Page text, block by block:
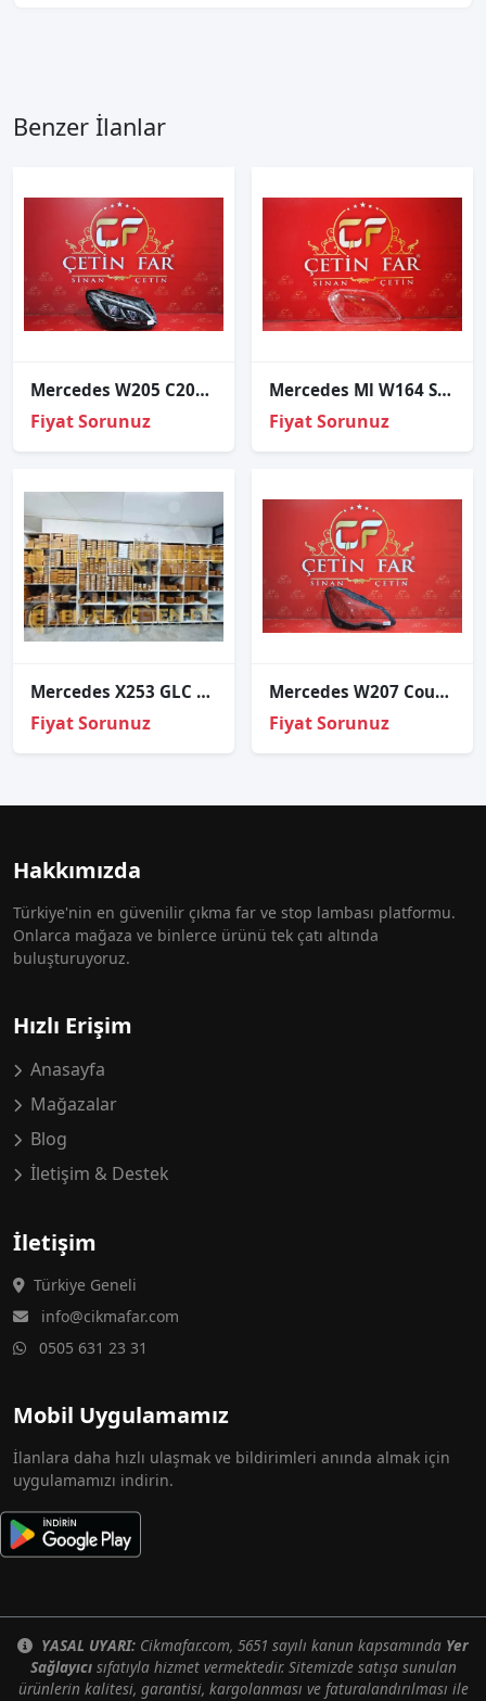
Benzer İlanlar
Mercedes W205 C200 çift Mercek Sağ Far
Fiyat Sorunuz
Mercedes Ml W164 Sağ Far Cami 2005-2008
Fiyat Sorunuz
Mercedes X253 GLC Led Far Modülü Sağ – A2539068200
Fiyat Sorunuz
Mercedes W207 Coupe Makyajli Sağ Far Cami
Fiyat Sorunuz
Hakkımızda
Türkiye'nin en güvenilir çıkma far ve stop lambası platformu.
Onlarca mağaza ve binlerce ürünü tek çatı altında
buluşturuyoruz.
Hızlı Erişim
Anasayfa
Mağazalar
Blog
İletişim & Destek
İletişim
Türkiye Geneli
info@cikmafar.com
0505 631 23 31
Mobil Uygulamamız
İlanlara daha hızlı ulaşmak ve bildirimleri anında almak için
uygulamamızı indirin.
YASAL UYARI: Cikmafar.com, 5651 sayılı kanun kapsamında Yer
Sağlayıcısıfatıyla hizmet vermektedir. Sitemizde satışa sunulan
ürünlerin kalitesi, garantisi, kargolanması ve faturalandırılması ile